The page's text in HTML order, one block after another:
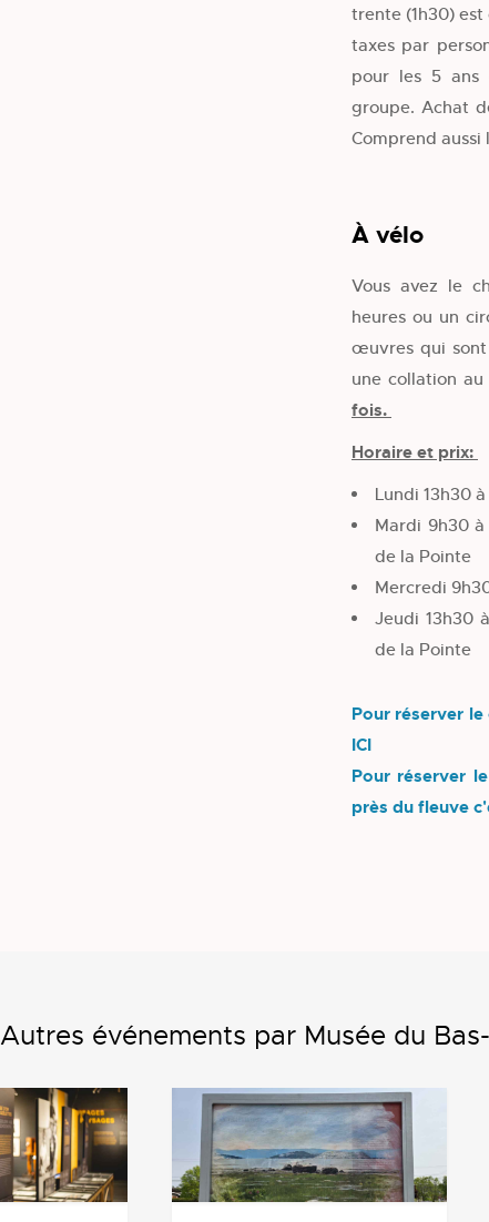
trente (1h30) est
taxes par
pour les 5 ans
groupe. Achat
Comprend aussi
À vélo
Vous avez le
heures ou un
œuvres qui sont
une collation
fois.
Horaire et prix:
Lundi 13h30
Mardi 9h30
de la Pointe
Mercredi
Jeudi 13h30
de la Pointe
Pour réserver
ICI
Pour réserver
près du fleuve
Autres événements par Musée du